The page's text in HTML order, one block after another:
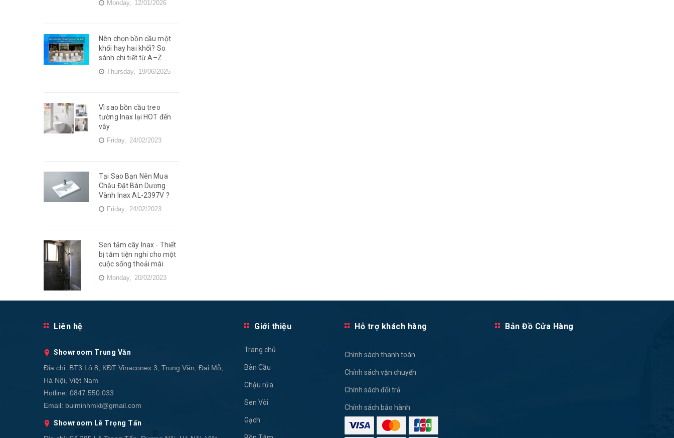
Monday, 12/01/2026
Nên chọn bồn cầu một
khối hay hai khối? So
sánh chi tiết từ A–Z
Thursday, 19/06/2025
Vì sao bồn cầu treo
tường Inax lại HOT đến
vậy
Friday, 24/02/2023
Tại Sao Bạn Nên Mua
Chậu Đặt Bàn Dương
Vành Inax AL-2397V ?
Friday, 24/02/2023
Sen tắm cây Inax - Thiết
bị tắm tiện nghi cho một
cuộc sống thoải mái
Monday, 20/02/2023
Liên hệ
Showroom Trung Văn
Địa chỉ: BT3 Lô 8, KĐT Vinaconex 3, Trung Văn, Đại Mỗ,
Hà Nội, Việt Nam
Hotline: 0847.550.033
Email: buiminhmkt@gmail.com
Showroom Lê Trọng Tấn
Giới thiệu
Trang chủ
Bàn Cầu
Chậu rửa
Sen Vòi
Gạch
Hỗ trợ khách hàng
Chính sách thanh toán
Chính sách vận chuyển
Chính sách đổi trả
Chính sách bảo hành
Bản Đồ Cửa Hàng